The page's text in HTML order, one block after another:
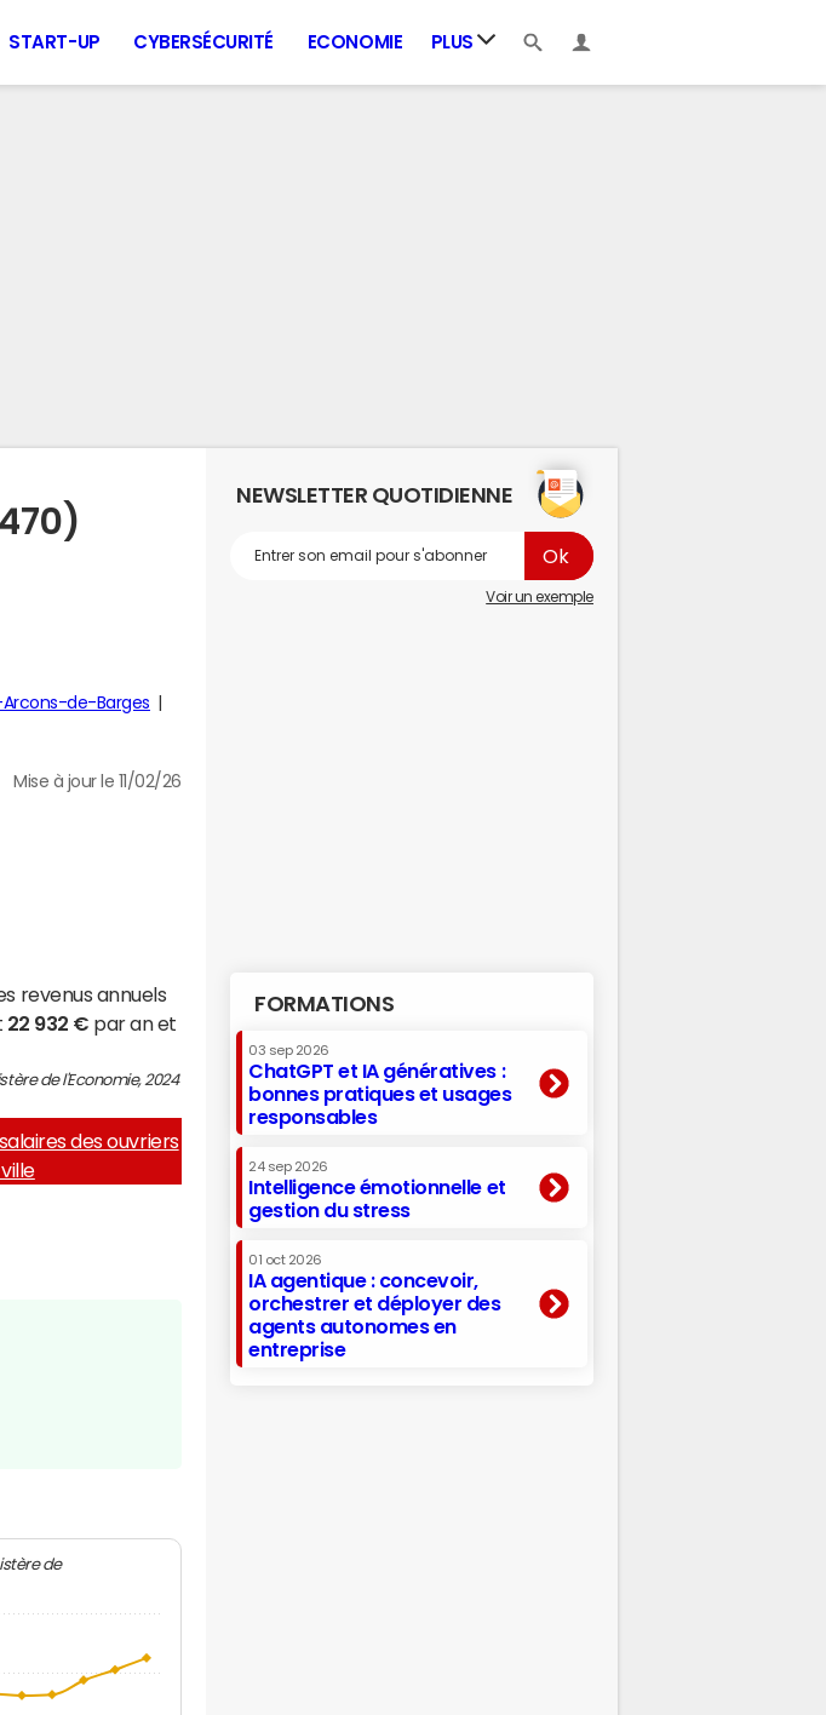
START-UP CYBERSÉCURITÉ ECONOMIE PLUS
de-Barges
Mise à jour le 11/02/26
revenus annuels
22 932 € par an et
de l'Economie, 2024
des ouvriers
de
NEWSLETTER QUOTIDIENNE
Voir un exemple
FORMATIONS
03 sep 2026
ChatGPT et IA génératives :
bonnes pratiques et usages
responsables
24 sep 2026
Intelligence émotionnelle et
gestion du stress
01 oct 2026
IA agentique : concevoir,
orchestrer et déployer des
agents autonomes en
entreprise